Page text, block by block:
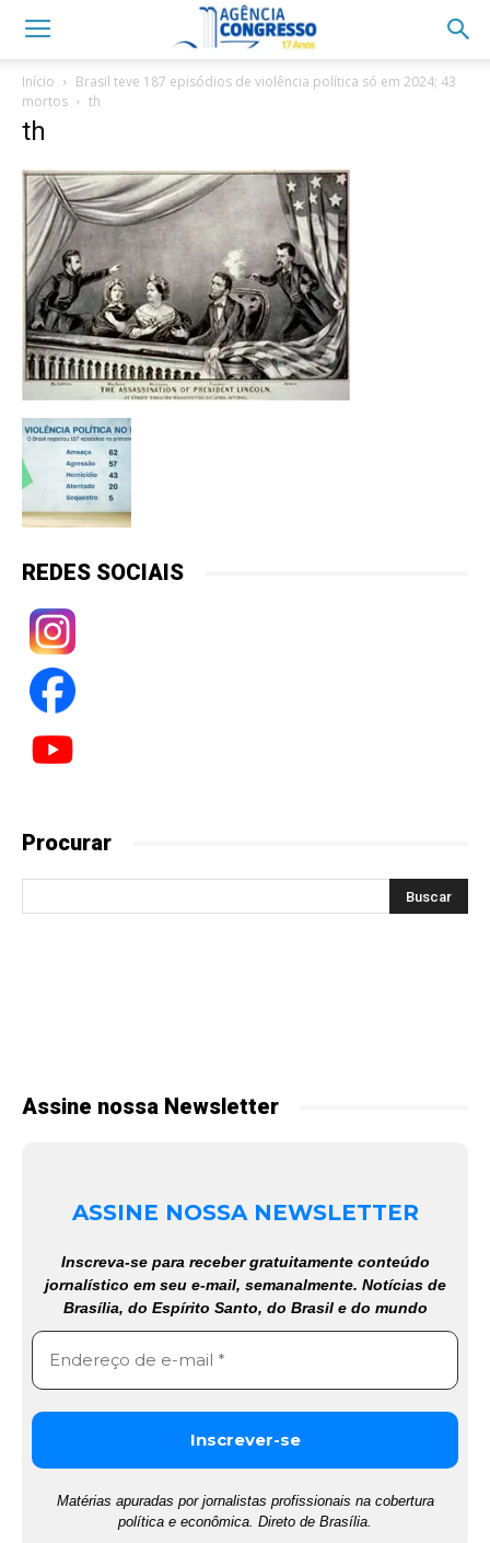
Início
Brasil teve 187 episódios de violência política só em 2024; 43
mortos
th
th
REDES SOCIAIS
Procurar
Assine nossa Newsletter
ASSINE NOSSA NEWSLETTER
Inscreva-se para receber gratuitamente conteúdo
jornalístico em seu e-mail, semanalmente. Notícias de
Brasília, do Espírito Santo, do Brasil e do mundo
Matérias apuradas por jornalistas profissionais na cobertura
política e econômica. Direto de Brasília.